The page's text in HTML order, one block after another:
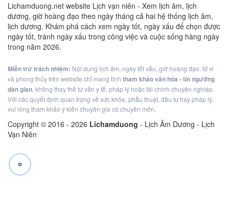
Lichamduong.net website Lịch vạn niên - Xem lịch âm, lịch
dương, giờ hoàng đạo theo ngày tháng cả hai hệ thống lịch âm,
lịch dương. Khám phá cách xem ngày tốt, ngày xấu để chọn được
ngày tốt, tránh ngày xấu trong công việc và cuộc sống hàng ngày
trong năm 2026.
Miễn trừ trách nhiệm: Nội dung lịch âm, ngày tốt xấu, giờ hoàng đạo, tử vi
và phong thủy trên website chỉ mang tính tham khảo văn hóa - tín ngưỡng
dân gian, không thay thế tư vấn y tế, pháp lý hoặc tài chính chuyên nghiệp.
Với các quyết định quan trọng về sức khỏe, phẫu thuật, đầu tư hay pháp lý,
vui lòng tham khảo ý kiến chuyên gia có chuyên môn.
Copyright © 2016 - 2026 Lichamduong - Lịch Âm Dương - Lịch
Vạn Niên